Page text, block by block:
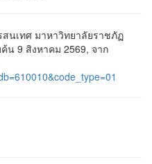
นเทศ มาหาวิทยาลัยราชภัฏ
น 9 สิงหาคม 2569, จาก